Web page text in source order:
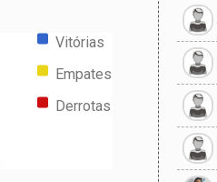
Vitórias
Empates
Derrotas